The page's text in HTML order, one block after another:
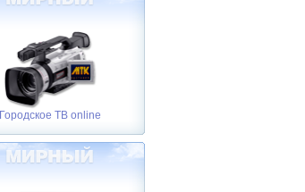
Городское ТВ online